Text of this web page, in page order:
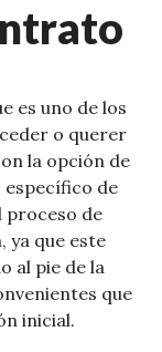
es uno de los
o querer
la opción de
específico de
proceso de
ya que este
al pie de la
que
inicial.